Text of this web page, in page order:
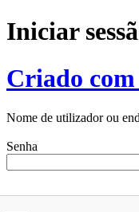
Iniciar
Criado
Nome de utilizador ou
Senha